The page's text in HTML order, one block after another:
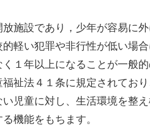
施設であり，少年が容易に
軽い犯罪や非行性が低い場
１年以上になることが一般的
祉法４１条に規定されてお
児童に対し、生活環境を整
機能をもちます。